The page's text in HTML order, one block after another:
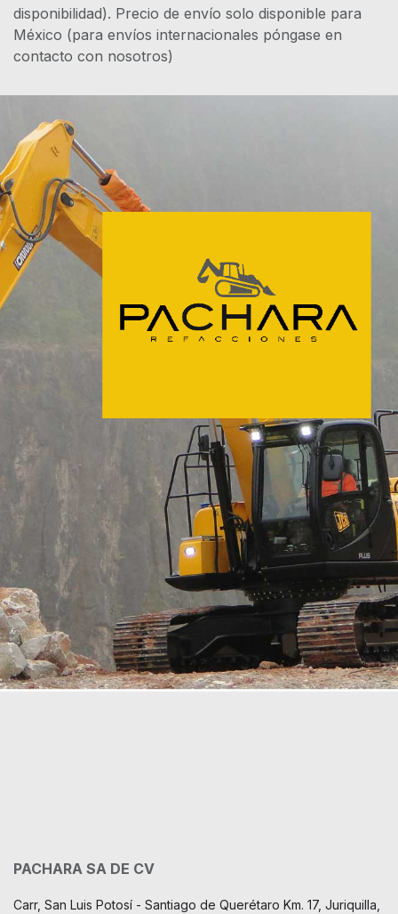
disponibilidad). Precio de envío solo disponible para
México (para envíos internacionales póngase en
contacto con nosotros)
PACHARA SA DE CV
Carr, San Luis Potosí - Santiago de Querétaro Km. 17, Juriquilla,